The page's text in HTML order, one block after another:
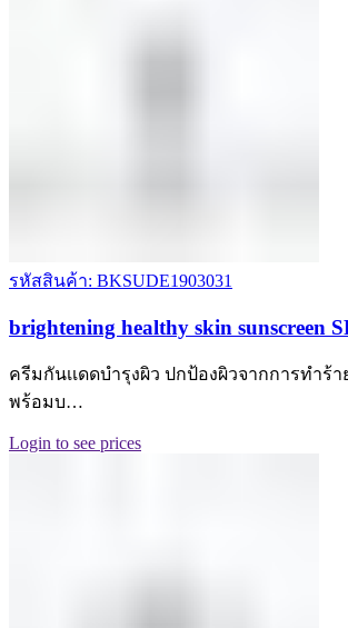
รหัสสินค้า: BKSUDE1903031
brightening healthy skin sunscreen
ครีมกันเเดดบำรุงผิว ปกป้องผิวจากการทำร้า
พร้อมบ…
Login to see prices